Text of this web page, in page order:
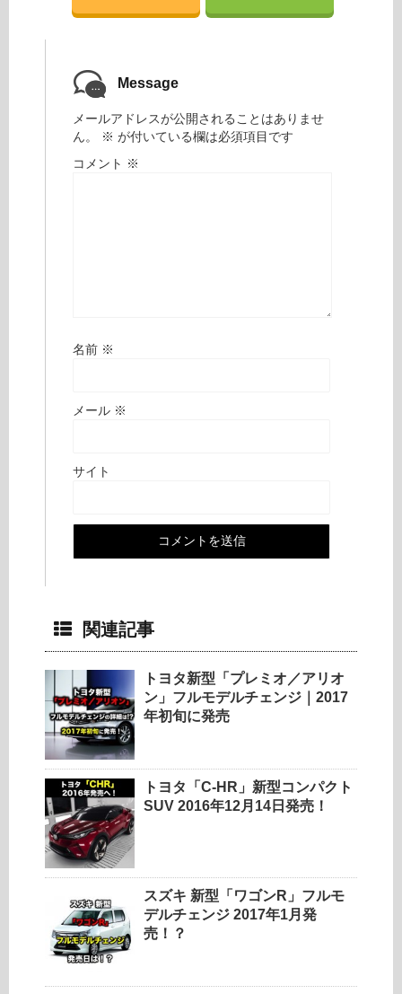
Message
メールアドレスが公開されることはありませ
ん。
※ が付いている欄は必須項目です
コメント ※
名前 ※
メール ※
サイト
関連記事
トヨタ新型「プレミオ／アリオ
ン」フルモデルチェンジ｜2017
年初旬に発売
トヨタ「C-HR」新型コンパクト
SUV 2016年12月14日発売！
スズキ 新型「ワゴンR」フルモ
デルチェンジ 2017年1月発
売！？